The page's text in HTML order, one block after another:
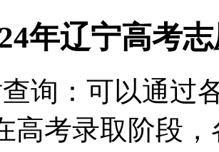
年辽宁高考
询：可以通过
高考录取阶段